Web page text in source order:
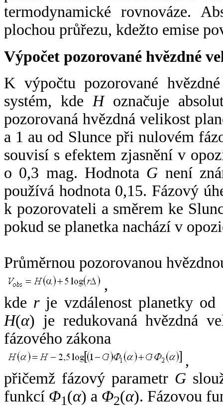
termodynamické rovnováze.
plochou průřezu, kdežto emise
Výpočet pozorované hvězdné
K výpočtu pozorované
systém, kde Hoznačuje
pozorovaná hvězdná velikost
a 1 au od Slunce při nulovém
souvisí s efektem zjasnění v
o 0,3 mag. Hodnota G není
používá hodnota 0,15. Fázový
k pozorovateli a směrem ke
pokud se planetka nachází v
Průměrnou pozorovanou
,
kde rje vzdálenost planetky od
H(α) je redukovaná hvězdná
fázového zákona
,
přičemž fázový parametr G
funkcí Φ1(α) a Φ2(α). Fázovou